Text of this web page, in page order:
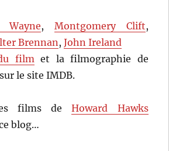
Wayne, Montgomery Clift,
Brennan,John Ireland
filmet la filmographie de
sur le site IMDB.
films deHoward Hawks
blog…